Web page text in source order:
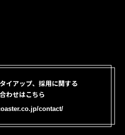
イアップ、採用に関する
わせはこちら
contact/